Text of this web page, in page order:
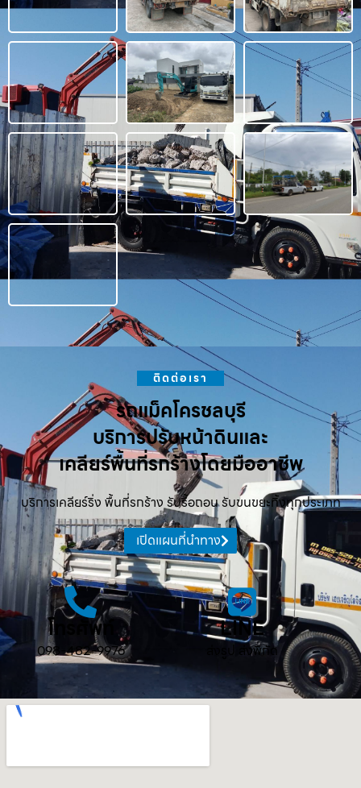
ติดต่อเรา
รถแม็คโครชลบุรี
บริการปรับหน้าดินและ
เคลียร์พื้นที่รกร้างโดยมืออาชีพ
บริการเคลียร์ริ่ง พื้นที่รกร้าง รับรื้อถอน รับขนขยะทิ้งทุกประเภท
เปิดแผนที่นำทาง
โทรศัพท์
098-482-9976
LINE
ส่งรูป ส่งพิกัด